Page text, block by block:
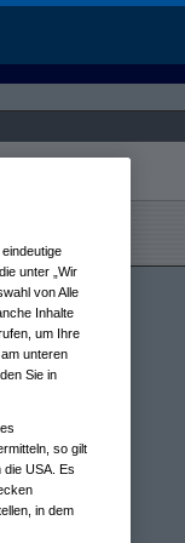
unter „Wir
von Alle
Inhalte
um Ihre
unteren
Sie in
so gilt
die USA. Es
in dem